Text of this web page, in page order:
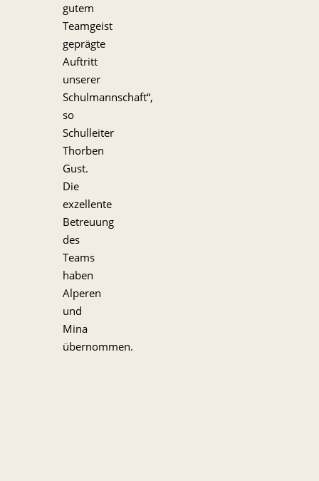
gutem
Teamgeist
geprägte
Auftritt
unserer
Schulmannschaft“,
so
Schulleiter
Thorben
Gust.
Die
exzellente
Betreuung
des
Teams
haben
Alperen
und
Mina
übernommen.